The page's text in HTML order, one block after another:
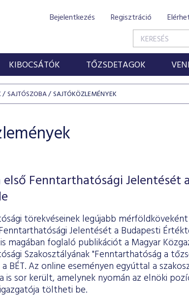
Bejelentkezés Regisztráció
KIBOCSÁTÓK TŐZSDETAGOK
SAJTÓSZOBA SAJTÓKÖZLEMÉNYEK
Fenntarthatósági Jelentését
törekvéseinek legújabb
Jelentését a Budapesti
magában foglaló publikációt a Magyar
Szakosztályának "Fenntarthatóság a
BÉT. Az online eseményen egyúttal a
is sor került, amelynek nyomán az elnöki
töltheti be.